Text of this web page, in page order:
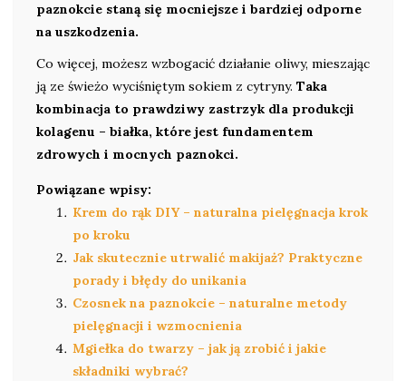
paznokcie staną się mocniejsze i bardziej odporne
na uszkodzenia.
Co więcej, możesz wzbogacić działanie oliwy, mieszając
ją ze świeżo wyciśniętym sokiem z cytryny. Taka
kombinacja to prawdziwy zastrzyk dla produkcji
kolagenu – białka, które jest fundamentem
zdrowych i mocnych paznokci.
Powiązane wpisy:
Krem do rąk DIY – naturalna pielęgnacja krok
po kroku
Jak skutecznie utrwalić makijaż? Praktyczne
porady i błędy do unikania
Czosnek na paznokcie – naturalne metody
pielęgnacji i wzmocnienia
Mgiełka do twarzy – jak ją zrobić i jakie
składniki wybrać?